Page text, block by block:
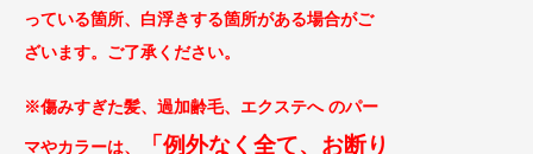
っている箇所、白浮きする箇所がある場合がご
ざいます。ご了承ください。
※傷みすぎた髪、過加齢毛、エクステへ のパー
マやカラーは、 「例外なく全て、お断り